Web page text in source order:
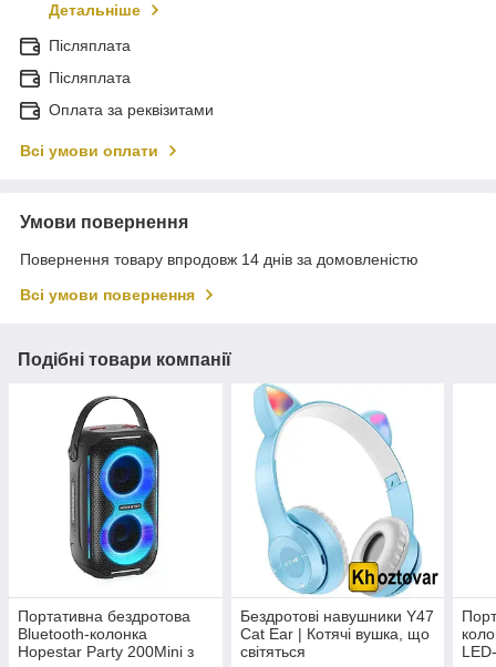
Детальніше
Післяплата
Післяплата
Оплата за реквізитами
Всі умови оплати
Умови повернення
Повернення товару впродовж 14 днів за домовленістю
Всі умови повернення
Подібні товари компанії
Портативна бездротова
Bluetooth-колонка
Hopestar Party 200Mini з
Бездротові навушники Y47
Cat Ear | Котячі вушка, що
світяться